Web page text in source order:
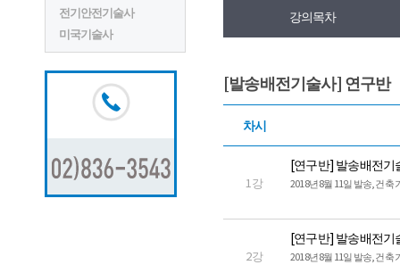
전기안전기술사
미국기술사
강의목차
[발송배전기술사] 연구반
차시
1강
[연구반] 발송배전기
2018년 8월 11일 발송, 건축
2강
[연구반] 발송배전기
2018년 8월 11일 발송, 건축